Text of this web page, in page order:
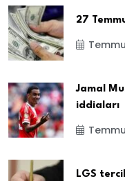
27
Jamal
iddiaları
LGS